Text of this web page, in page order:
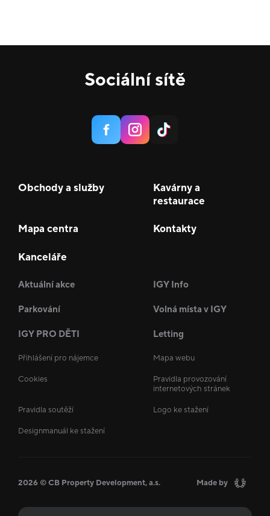
Sociální sítě
Obchody a služby
Kavárny a
restaurace
Mapa centra Kontakty
Kanceláře
Aktuální akce IGY Info
Parkování Volná místa v IGY
IGY PRO DĚTI Letting
Přihlášení pro nájemce Mapa webu
Cookies
Pravidla provozování
internetových stránek
Pravidla soutěží Logo ke stažení
Designmanuál ke stažení
2026 © CB Property Development, a.s. Made by